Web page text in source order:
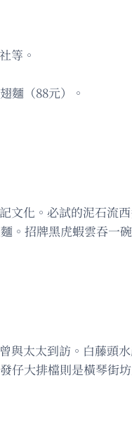
等。
麵（88元）。
化。必試的泥石流
。招牌黑虎蝦雲吞一
與太太到訪。白藤頭
仔大排檔則是橫琴街